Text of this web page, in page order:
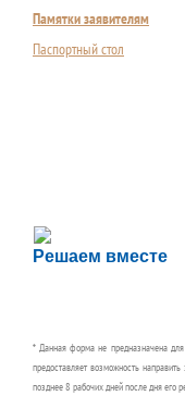
Памятки заявителям
Паспортный стол
Решаем вместе
Сложности с
Сообщите об этом
* Данная форма не предназначена
предоставляет возможность
позднее 8 рабочих дней после дня его